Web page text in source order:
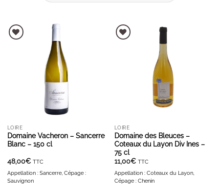
AJOUTER À LA LISTE D'ENVIES
LOIRE
Domaine Vacheron – Sancerre
Blanc – 150 cl
48,00€ TTC
Appellation : Sancerre, Cépage :
Sauvignon
LOIRE
Domaine des Bleuces –
Coteaux du Layon Div Ines –
75 cl
11,00€ TTC
Appellation : Coteaux du Layon,
Cépage : Chenin